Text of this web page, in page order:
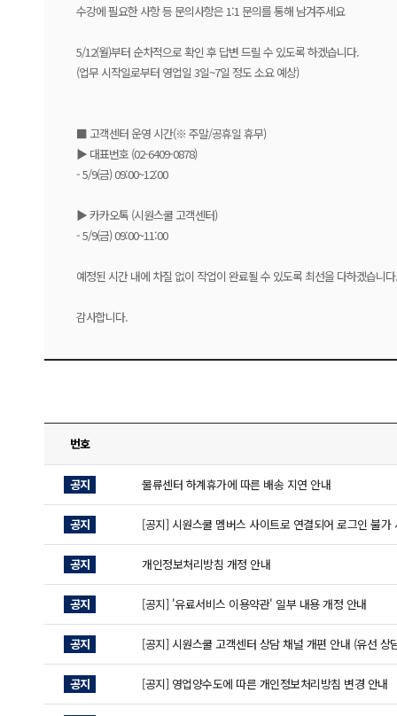
수강에 필요한 사항 등 문의사항은 1:1 문의를 통해 남겨주세요
5/12(월)부터 순차적으로 확인 후 답변 드릴 수 있도록 하겠습니다.
(업무 시작일로부터 영업일 3일~7일 정도 소요 예상)
■ 고객센터 운영 시간(※ 주말/공휴일 휴무)
▶ 대표번호 (02-6409-0878)
- 5/9(금) 09:00~12:00
▶ 카카오톡 (시원스쿨 고객센터)
- 5/9(금) 09:00~11:00
예정된 시간 내에 차질 없이 작업이 완료될 수 있도록 최선을 다하겠습니다.
감사합니다.
번호
공지 물류센터 하계휴가에 따른 배송 지연 안내
공지 [공지] 시원스쿨 멤버스 사이트로 연결되어 로그인 불가
공지 개인정보처리방침 개정 안내
공지 [공지] '유료서비스 이용약관' 일부 내용 개정 안내
공지 [공지] 시원스쿨 고객센터 상담 채널 개편 안내 (유선 상
공지 [공지] 영업양수도에 따른 개인정보처리방침 변경 안내